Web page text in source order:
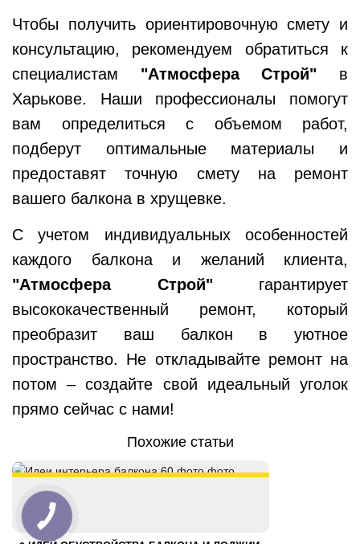
Чтобы получить ориентировочную смету и
консультацию, рекомендуем обратиться к
специалистам "Атмосфера Строй" в
Харькове. Наши профессионалы помогут
вам определиться с объемом работ,
подберут оптимальные материалы и
предоставят точную смету на ремонт
вашего балкона в хрущевке.
С учетом индивидуальных особенностей
каждого балкона и желаний клиента,
"Атмосфера Строй"гарантирует
высококачественный ремонт, который
преобразит ваш балкон в уютное
пространство. Не откладывайте ремонт на
потом – создайте свой идеальный уголок
прямо сейчас с нами!
Похожие статьи